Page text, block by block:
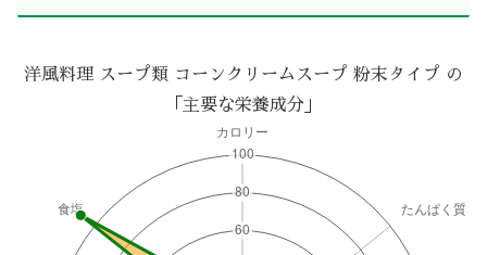
洋風料理 スープ類 コーンクリームスープ 粉末タイプ の
「主要な栄養成分」